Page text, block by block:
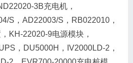
3B充电机，
S，AD22003/S，RB022010，
KH-22020-9电源模块，
，DU5000H，IV2000LD-2，